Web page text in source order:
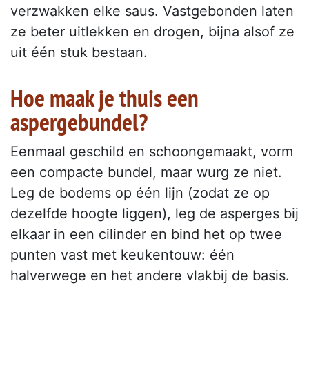
verzwakken elke saus. Vastgebonden laten
ze beter uitlekken en drogen, bijna alsof ze
uit één stuk bestaan.
Hoe maak je thuis een
aspergebundel?
Eenmaal geschild en schoongemaakt, vorm
een compacte bundel, maar wurg ze niet.
Leg de bodems op één lijn (zodat ze op
dezelfde hoogte liggen), leg de asperges bij
elkaar in een cilinder en bind het op twee
punten vast met keukentouw: één
halverwege en het andere vlakbij de basis.